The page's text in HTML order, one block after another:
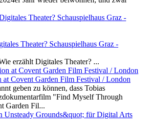
Theater? Schauspielhaus Graz -
erzählt Digitales Theater? ...
Covent Garden Film Festival / London
geben zu können, dass Tobias
"Find Myself Through
Garden Fil...